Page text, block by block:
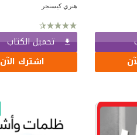
هنري كيسنجر
تحميل الكتاب
اشترك الآن